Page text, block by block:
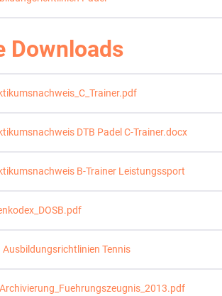
Downloads
DTB Padel C-Trainer.docx
B-Trainer Leistungssport
Ausbildungsrichtlinien Tennis